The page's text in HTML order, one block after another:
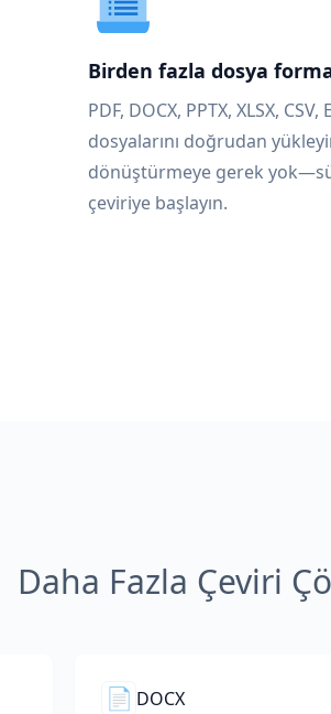
Birden fazla dosya
PDF, DOCX, PPTX, XLSX, CSV,
dosyalarını doğrudan
dönüştürmeye gerek
çeviriye başlayın.
Daha Fazla Çeviri
📄 DOCX